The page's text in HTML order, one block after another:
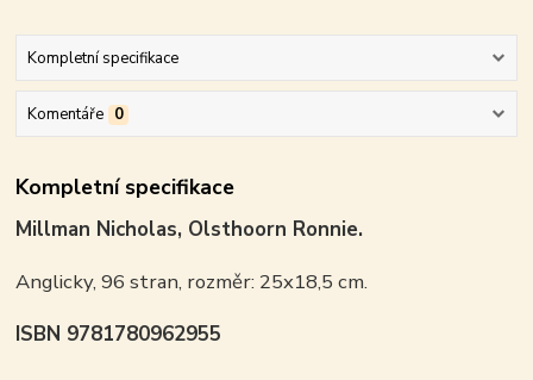
Kompletní specifikace
Komentáře 0
Kompletní specifikace
Millman Nicholas, Olsthoorn Ronnie.
Anglicky, 96 stran, rozměr: 25x18,5 cm.
ISBN 9781780962955